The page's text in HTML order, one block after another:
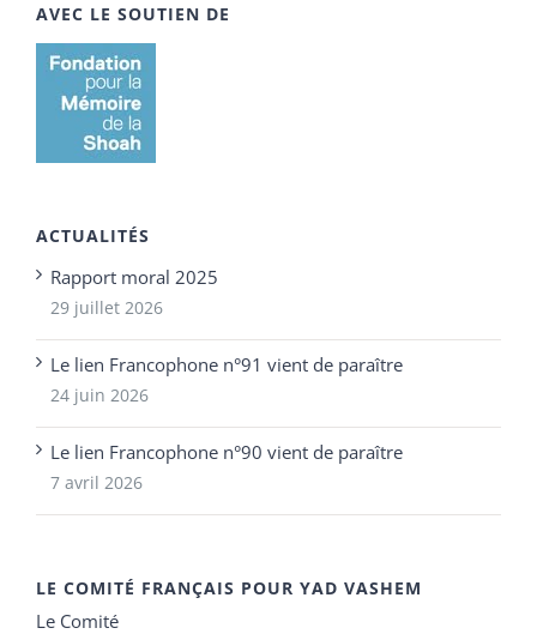
AVEC LE SOUTIEN DE
ACTUALITÉS
Rapport moral 2025
29 juillet 2026
Le lien Francophone n°91 vient de paraître
24 juin 2026
Le lien Francophone n°90 vient de paraître
7 avril 2026
LE COMITÉ FRANÇAIS POUR YAD VASHEM
Le Comité